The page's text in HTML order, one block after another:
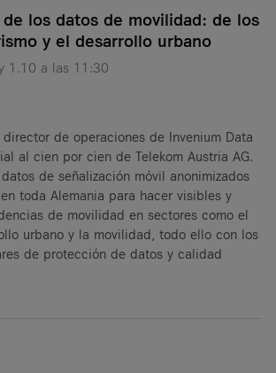
de los datos de movilidad: de los
y el desarrollo urbano
1.10 a las 11:30
de operaciones de Invenium Data
al cien por cien de Telekom Austria AG.
de señalización móvil anonimizados
toda Alemania para hacer visibles y
de movilidad en sectores como el
urbano y la movilidad, todo ello con los
de protección de datos y calidad